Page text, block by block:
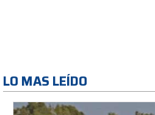
LO MAS LEÍDO